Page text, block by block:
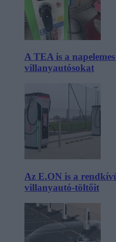
A TEA is a
villanyautósokat
Az E.ON is a
villanyautó-töltőit